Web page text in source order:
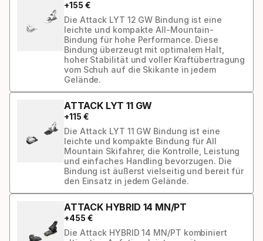
+155 €
Die Attack LYT 12 GW Bindung ist eine
leichte und kompakte All-Mountain-
Bindung für hohe Performance. Diese
Bindung überzeugt mit optimalem Halt,
hoher Stabilität und voller Kraftübertragung
vom Schuh auf die Skikante in jedem
Gelände.
ATTACK LYT 11 GW
+115 €
Die Attack LYT 11 GW Bindung ist eine
leichte und kompakte Bindung für All
Mountain Skifahrer, die Kontrolle, Leistung
und einfaches Handling bevorzugen. Die
Bindung ist äußerst vielseitig und bereit für
den Einsatz in jedem Gelände.
ATTACK HYBRID 14 MN/PT
+455 €
Die Attack HYBRID 14 MN/PT kombiniert